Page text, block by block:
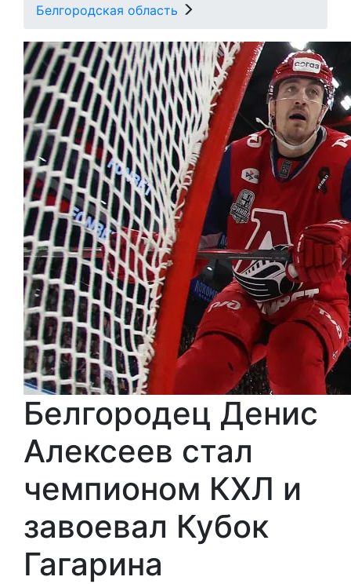
Белгородская область
Белгородец Денис
Алексеев стал
чемпионом КХЛ и
завоевал Кубок
Гагарина